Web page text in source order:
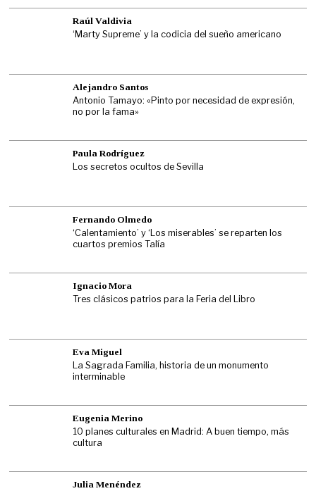
Raúl Valdivia
‘Marty Supreme’ y la codicia del sueño americano
Alejandro Santos
Antonio Tamayo: «Pinto por necesidad de expresión,
no por la fama»
Paula Rodríguez
Los secretos ocultos de Sevilla
Fernando Olmedo
‘Calentamiento’ y ‘Los miserables’ se reparten los
cuartos premios Talía
Ignacio Mora
Tres clásicos patrios para la Feria del Libro
Eva Miguel
La Sagrada Familia, historia de un monumento
interminable
Eugenia Merino
10 planes culturales en Madrid: A buen tiempo, más
cultura
Julia Menéndez